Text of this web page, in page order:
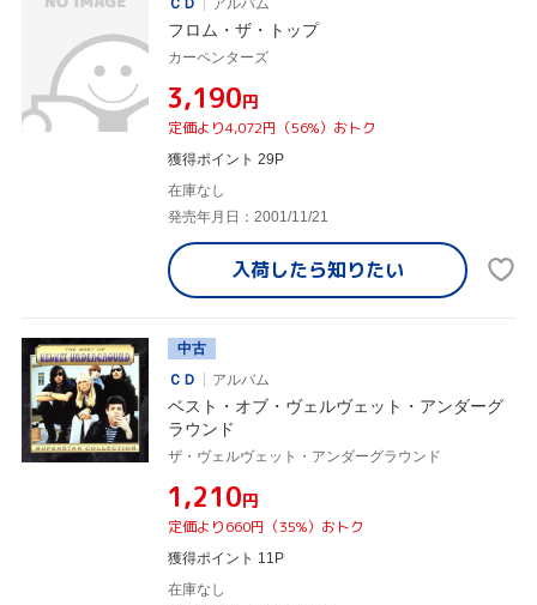
フロム・ザ・トップ
カーペンターズ
¥3,190円
定価より4,072円（56%）おトク
獲得ポイント 29P
在庫なし
発売年月日：2001/11/21
入荷したら知りたい
中古
ＣＤ
アルバム
ベスト・オブ・ヴェルヴェット・アンダーグ
ラウンド
ザ・ヴェルヴェット・アンダーグラウンド
¥1,210円
定価より660円（35%）おトク
獲得ポイント 11P
在庫なし